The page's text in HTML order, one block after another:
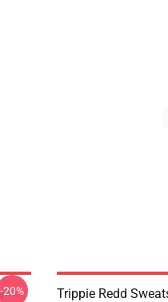
-20%
Trippie Redd